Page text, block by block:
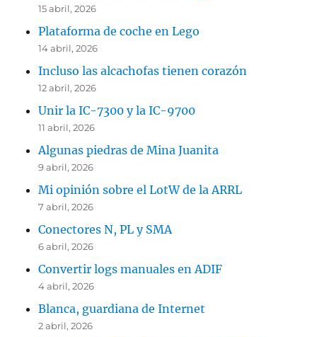
15 abril, 2026
Plataforma de coche en Lego
14 abril, 2026
Incluso las alcachofas tienen corazón
12 abril, 2026
Unir la IC-7300 y la IC-9700
11 abril, 2026
Algunas piedras de Mina Juanita
9 abril, 2026
Mi opinión sobre el LotW de la ARRL
7 abril, 2026
Conectores N, PL y SMA
6 abril, 2026
Convertir logs manuales en ADIF
4 abril, 2026
Blanca, guardiana de Internet
2 abril, 2026